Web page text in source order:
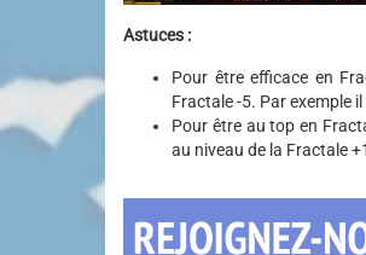
Astuces :
Pour être efficace en
Fractale -5. Par exemple
Pour être au top en
au niveau de la Fractale